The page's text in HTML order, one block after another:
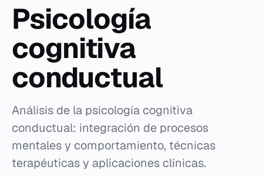
Psicología
cognitiva
conductual
Análisis de la psicología cognitiva
conductual: integración de procesos
mentales y comportamiento, técnicas
terapéuticas y aplicaciones clínicas.